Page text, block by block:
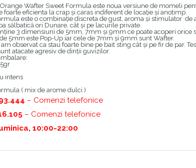
Wafter Sweet Formula este noua versiune de momeli
foarte eficienta la crap și caras indiferent de locație și anotimp.
este o combinație discreta de gust, aroma și stimulator
sălbatică ori Dunare, cât și pe lacurile private.
3 dimensiuni de 5mm, 7mm și 9mm ce poate acoperi orice
5mm este Pop-Up iar cele de 7mm și 9mm sunt Wafter.
observat ca stau foarte bine pe bait sting cât și pe fir de par.
atacate agresiv de dinții guvizilor.
intens
( mix de arome dulci )
– Comenzi telefonice
– Comenzi telefonice
10:00-22:00